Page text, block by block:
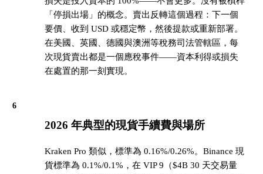
「停損出場」的概念。賣出反轉這個過程：下一個
要價、收到 USD 或穩定幣，然後提款或重新部署。
在美國、英國、德國與澳洲等稅務司法管轄區，每
次現貨賣出都是一個應稅事件——資本利得或損失
在處置的那一刻實現。
6
2026 年典型的現貨手續費與場所
Kraken Pro 類似，標準為 0.16%/0.26%。Binance 現
貨標準為 0.1%/0.1%，在 VIP 9（$4B 30 天交易量